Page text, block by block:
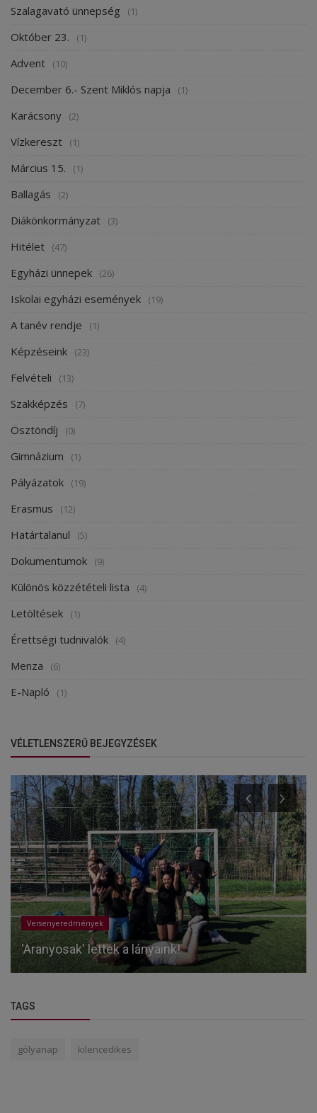
Szalagavató ünnepség (1)
Október 23. (1)
Advent (10)
December 6.- Szent Miklós napja (1)
Karácsony (2)
Vízkereszt (1)
Március 15. (1)
Ballagás (2)
Diákönkormányzat (3)
Hitélet (47)
Egyházi ünnepek (26)
Iskolai egyházi események (19)
A tanév rendje (1)
Képzéseink (23)
Felvételi (13)
Szakképzés (7)
Ösztöndíj (0)
Gimnázium (1)
Pályázatok (19)
Erasmus (12)
Határtalanul (5)
Dokumentumok (9)
Különös közzétételi lista (4)
Letöltések (1)
Érettségi tudnivalók (4)
Menza (6)
E-Napló (1)
VÉLETLENSZERŰ BEJEGYZÉSEK
Versenyeredmények
'Aranyosak' lettek a lányaink!
TAGS
gólyanap kilencedikes